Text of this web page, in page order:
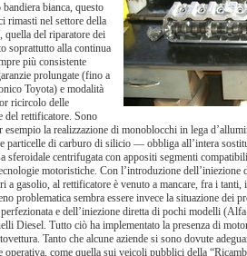
bianca, questo
rimasti nel settore della
quella del riparatore dei
soprattutto alla continua
più consistente
prolungate (fino a
Toyota) e modalità
ricircolo delle
del rettificatore. Sono
la realizzazione di monoblocchi in lega
di carburo di silicio — obbliga all’intera
sferoidale centrifugata con appositi segmenti
motoristiche. Con l’introduzione dell’iniezione
gasolio, al rettificatore è venuto a mancare, fra i
problematica sembra essere invece la situazione dei
e dell’iniezione diretta di pochi modelli
Diesel. Tutto ciò ha implementato la presenza di
Tanto che alcune aziende si sono dovute
come quella sui veicoli pubblici della